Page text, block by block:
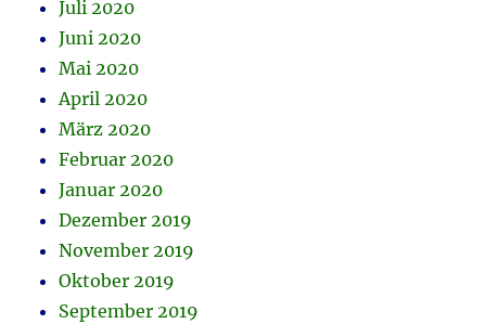
Juli 2020
Juni 2020
Mai 2020
April 2020
März 2020
Februar 2020
Januar 2020
Dezember 2019
November 2019
Oktober 2019
September 2019